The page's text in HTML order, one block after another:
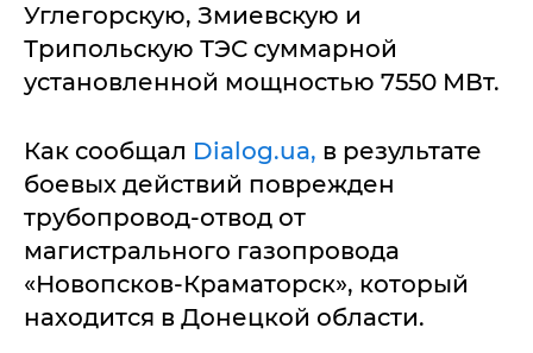
Углегорскую, Змиевскую и
Трипольскую ТЭС суммарной
установленной мощностью 7550 МВт.
Как сообщал Dialog.ua, в результате
боевых действий поврежден
трубопровод-отвод от
магистрального газопровода
«Новопсков-Краматорск», который
находится в Донецкой области.